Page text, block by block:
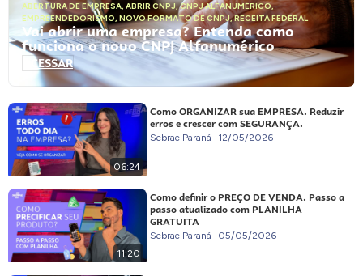
ABERTURA DE EMPRESA, ABRIR CNPJ,CNPJ ALFANUMÉRICO,
EMPREENDEDORISMO, NOVO FORMATO DE CNPJ,RECEITA FEDERAL
Vai abrir uma empresa? Entenda como
funciona o novo CNPJ Alfanumérico
ACESSAR
06:24
Como ORGANIZAR sua EMPRESA. Reduzir
erros e crescer com SEGURANÇA.
Sebrae Paraná 12/05/2026
11:20
Como definir o PREÇO DE VENDA. Passo a
passo atualizado com PLANILHA
GRATUITA
Sebrae Paraná 05/05/2026